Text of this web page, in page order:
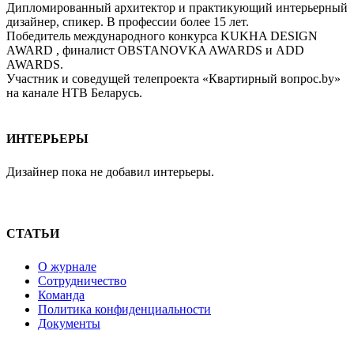
Дипломированный архитектор и практикующий интерьерный
дизайнер, спикер. В профессии более 15 лет.
Победитель международного конкурса KUKHA DESIGN
AWARD , финалист OBSTANOVKA AWARDS и ADD
AWARDS.
Участник и соведущей телепроекта «Квартирный вопрос.by»
на канале НТВ Беларусь.
ИНТЕРЬЕРЫ
Дизайнер пока не добавил интерьеры.
СТАТЬИ
О журнале
Сотрудничество
Команда
Политика конфиденциальности
Документы